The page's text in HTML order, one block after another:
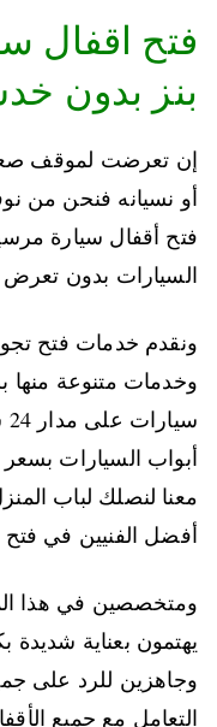
فتح اقفال
بنز بدون
إن تعرضت لموقف
أو نسيانه فنحن من
فتح أقفال سيارة
السيارات بدون
ونقدم خدمات فتح
وخدمات متنوعة منها
أبواب السيارات
معنا لنصلك لباب
أفضل الفنيين في فتح
ومتخصصين في هذا
يهتمون بعناية شديدة
وجاهزين للرد على
التعامل مع جميع